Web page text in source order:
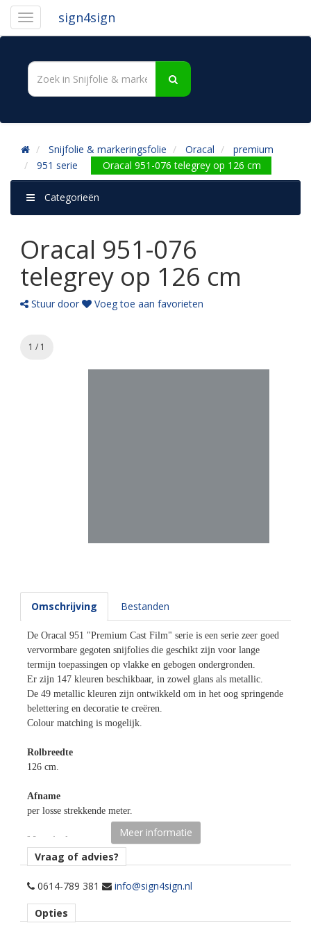
sign4sign
Snijfolie & markeringsfolie Oracal
premium
951 serie
Oracal 951-076 telegrey op 126 cm
Categorieën
Oracal 951-076
telegrey op 126 cm
Stuur door Voeg toe aan favorieten
1 / 1
Omschrijving Bestanden
De Oracal 951 "Premium Cast Film" serie is een serie zeer goed
vervormbare gegoten snijfolies die geschikt zijn voor lange
termijn toepassingen op vlakke en gebogen ondergronden.
Er zijn 147 kleuren beschikbaar, in zowel glans als metallic.
De 49 metallic kleuren zijn ontwikkeld om in het oog springende
belettering en decoratie te creëren.
Colour matching is mogelijk.
Rolbreedte
126 cm.
Afname
per losse strekkende meter.
Materiaaltype
opaak gekleurde snijfolie.
kenmerk belijming
Meer informatie
Vraag of advies?
0614-789 381 info@sign4sign.nl
Opties